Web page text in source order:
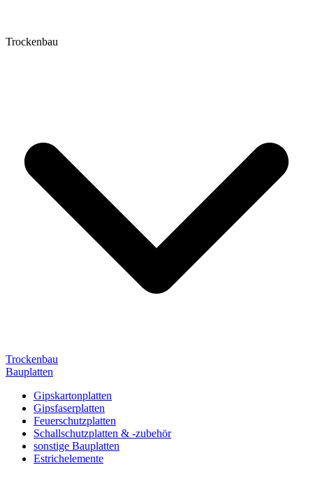
Trockenbau
Trockenbau
Bauplatten
Gipskartonplatten
Gipsfaserplatten
Feuerschutzplatten
Schallschutzplatten & -zubehör
sonstige Bauplatten
Estrichelemente